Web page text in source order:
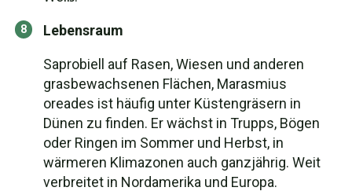
Lebensraum
Saprobiell auf Rasen, Wiesen und anderen
grasbewachsenen Flächen, Marasmius
oreades ist häufig unter Küstengräsern in
Dünen zu finden. Er wächst in Trupps, Bögen
oder Ringen im Sommer und Herbst, in
wärmeren Klimazonen auch ganzjährig. Weit
verbreitet in Nordamerika und Europa.